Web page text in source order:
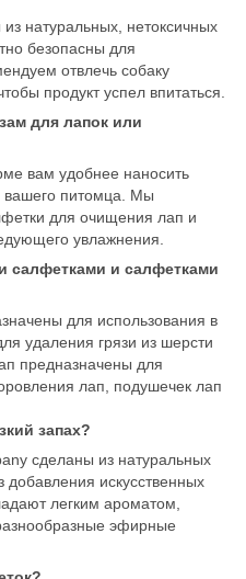
натуральных, нетоксичных
безопасны для
отвлечь собаку
продукт успел впитаться.
для лапок или
вам удобнее наносить
вашего питомца. Мы
для очищения лап и
увлажнения.
салфетками и салфетками
для использования в
удаления грязи из шерсти
предназначены для
лап, подушечек лап
запах?
сделаны из натуральных
добавления искусственных
легким ароматом,
эфирные